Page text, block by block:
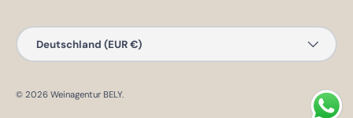
Land/Region
Deutschland (EUR €)
© 2026 Weinagentur BELY.